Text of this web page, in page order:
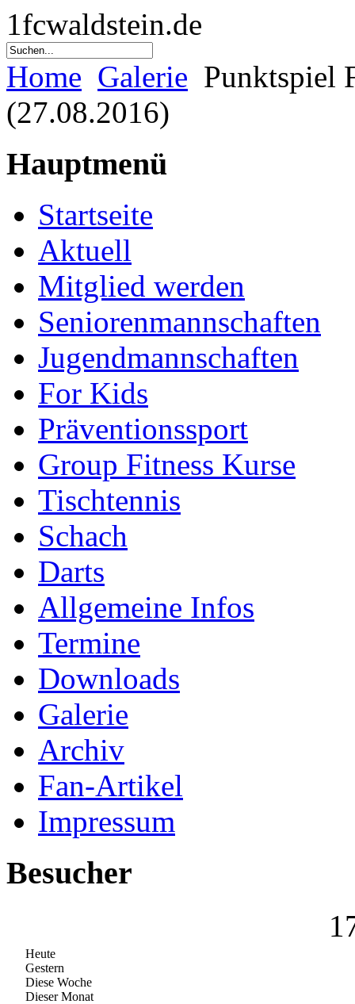
1fcwaldstein.de
Home Galerie Punktspiel
(27.08.2016)
Hauptmenü
Startseite
Aktuell
Mitglied werden
Seniorenmannschaften
Jugendmannschaften
For Kids
Präventionssport
Group Fitness Kurse
Tischtennis
Schach
Darts
Allgemeine Infos
Termine
Downloads
Galerie
Archiv
Fan-Artikel
Impressum
Besucher
Heute
Gestern
Diese Woche
Dieser Monat